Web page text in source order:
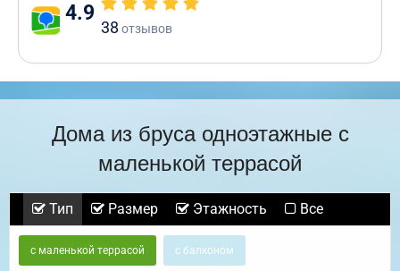
4.9
38 отзывов
Дома из бруса одноэтажные с
маленькой террасой
Тип Размер Этажность Все
с маленькой террасой с балконом